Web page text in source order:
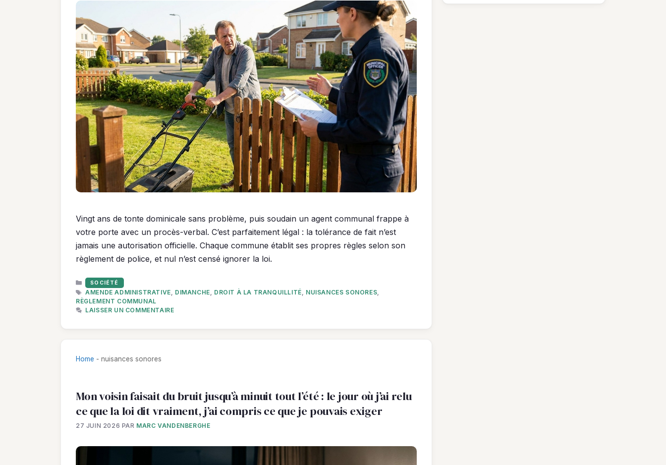
Vingt ans de tonte dominicale sans problème, puis soudain un agent communal frappe à
votre porte avec un procès-verbal. C’est parfaitement légal : la tolérance de fait n’est
jamais une autorisation officielle. Chaque commune établit ses propres règles selon son
règlement de police, et nul n’est censé ignorer la loi.
CATÉGORIES
SOCIÉTÉ
ÉTIQUETTES
AMENDE ADMINISTRATIVE, DIMANCHE, DROIT À LA TRANQUILLITÉ, NUISANCES SONORES,
RÈGLEMENT COMMUNAL
LAISSER UN COMMENTAIRE
Home - nuisances sonores
Mon voisin faisait du bruit jusqu’à minuit tout l’été : le jour où j’ai relu
ce que la loi dit vraiment, j’ai compris ce que je pouvais exiger
27 JUIN 2026 PAR MARC VANDENBERGHE